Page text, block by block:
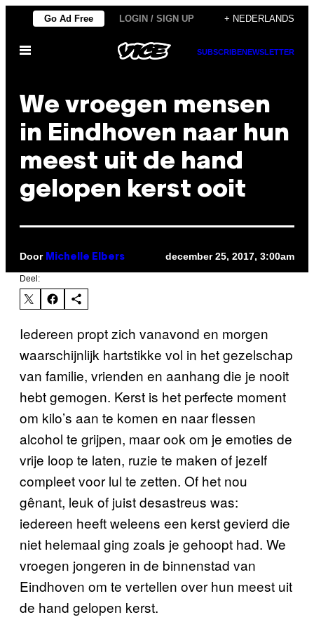
de
Go Ad Free LOGIN / SIGN UP + NEDERLANDS
Open
SUBSCRIBENEWSLETTER
We vroegen mensen
in Eindhoven naar hun
meest uit de hand
gelopen kerst ooit
Door Michelle Elbers december 25, 2017, 3:00am
Deel:
Iedereen propt zich vanavond en morgen
waarschijnlijk hartstikke vol in het gezelschap
van familie, vrienden en aanhang die je nooit
hebt gemogen. Kerst is het perfecte moment
om kilo’s aan te komen en naar flessen
alcohol te grijpen, maar ook om je emoties de
vrije loop te laten, ruzie te maken of jezelf
compleet voor lul te zetten. Of het nou
gênant, leuk of juist desastreus was:
iedereen heeft weleens een kerst gevierd die
niet helemaal ging zoals je gehoopt had. We
vroegen jongeren in de binnenstad van
Eindhoven om te vertellen over hun meest uit
de hand gelopen kerst.